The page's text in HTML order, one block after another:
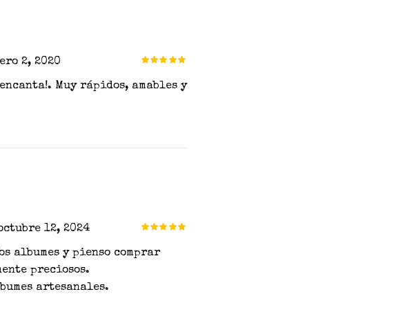
2, 2020
Muy rápidos, amables y
12, 2024
albumes y pienso comprar
preciosos.
artesanales.